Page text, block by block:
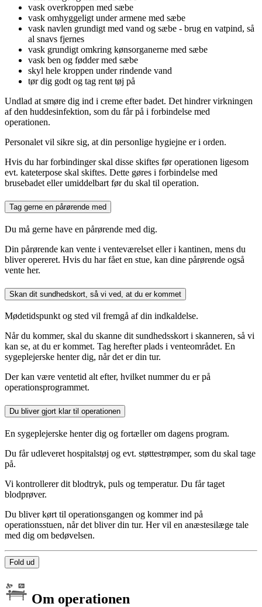
vask overkroppen med sæbe
vask omhyggeligt under armene med sæbe
vask navlen grundigt med vand og sæbe - brug en vatpind, så
al snavs fjernes
vask grundigt omkring kønsorganerne med sæbe
vask ben og fødder med sæbe
skyl hele kroppen under rindende vand
tør dig godt og tag rent tøj på
Undlad at smøre dig ind i creme efter badet. Det hindrer virkningen
af den huddesinfektion, som du får på i forbindelse med
operationen.
Personalet vil sikre sig, at din personlige hygiejne er i orden.
Hvis du har forbindinger skal disse skiftes før operationen ligesom
evt. kateterpose skal skiftes. Dette gøres i forbindelse med
brusebadet eller umiddelbart før du skal til operation.
Tag gerne en pårørende med
Du må gerne have en pårørende med dig.
Din pårørende kan vente i venteværelset eller i kantinen, mens du
bliver opereret. Hvis du har fået en stue, kan dine pårørende også
vente her.
Skan dit sundhedskort, så vi ved, at du er kommet
Mødetidspunkt og sted vil fremgå af din indkaldelse.
Når du kommer, skal du skanne dit sundhedsskort i skanneren, så vi
kan se, at du er kommet. Tag herefter plads i venteområdet. En
sygeplejerske henter dig, når det er din tur.
Der kan være ventetid alt efter, hvilket nummer du er på
operationsprogrammet.
Du bliver gjort klar til operationen
En sygeplejerske henter dig og fortæller om dagens program.
Du får udleveret hospitalstøj og evt. støttestrømper, som du skal tage
på.
Vi kontrollerer dit blodtryk, puls og temperatur. Du får taget
blodprøver.
Du bliver kørt til operationsgangen og kommer ind på
operationsstuen, når det bliver din tur. Her vil en anæstesilæge tale
med dig om bedøvelsen.
Fold ud
Om operationen